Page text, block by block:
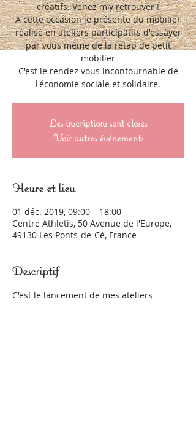
créatifs. Venez m'y retrouver !
A cette occasion je présente du mobilier
réalisé en ateliers participatifs d'essayer
par vous même de la retap de petit
mobilier
C'est le rendez vous incontournable de
Les inscriptions sont closes
Voir autres événements
Heure et lieu
01 déc. 2019, 09:00 – 18:00
Centre Athletis, 50 Avenue de l'Europe,
49130 Les Ponts-de-Cé, France
Descriptif
C'est le lancement de mes ateliers